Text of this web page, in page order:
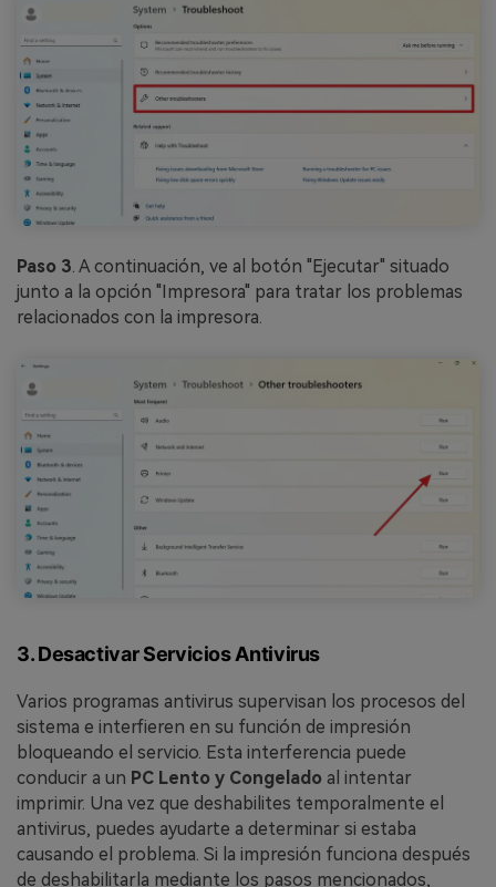
Paso 3. A continuación, ve al botón "Ejecutar" situado
junto a la opción "Impresora" para tratar los problemas
relacionados con la impresora.
3. Desactivar Servicios Antivirus
Varios programas antivirus supervisan los procesos del
sistema e interfieren en su función de impresión
bloqueando el servicio. Esta interferencia puede
conducir a un PC Lento y Congelado al intentar
imprimir. Una vez que deshabilites temporalmente el
antivirus, puedes ayudarte a determinar si estaba
causando el problema. Si la impresión funciona después
de deshabilitarla mediante los pasos mencionados,